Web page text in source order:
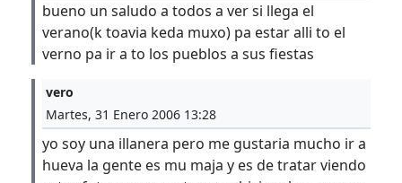
bueno un saludo a todos a ver si llega el
verano(k toavia keda muxo) pa estar alli to el
verno pa ir a to los pueblos a sus fiestas
vero
Martes, 31 Enero 2006 13:28
yo soy una illanera pero me gustaria mucho ir a
hueva la gente es mu maja y es de tratar viendo